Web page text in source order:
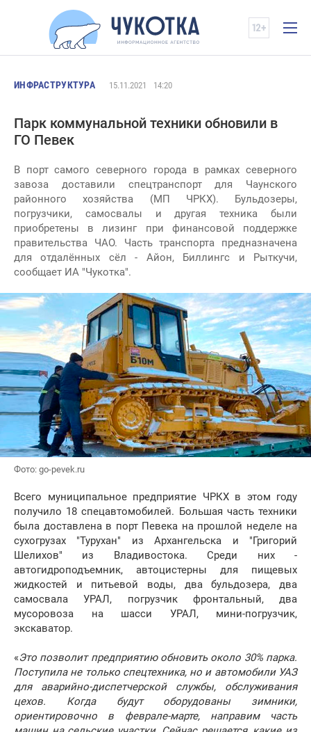
ИНФРАСТРУКТУРА 15.11.2021 14:20
Парк коммунальной техники обновили в
ГО Певек
В порт самого северного города в рамках северного
завоза доставили спецтранспорт для Чаунского
районного хозяйства (МП ЧРКХ). Бульдозеры,
погрузчики, самосвалы и другая техника были
приобретены в лизинг при финансовой поддержке
правительства ЧАО. Часть транспорта предназначена
для отдалённых сёл - Айон, Биллингс и Рыткучи,
сообщает ИА "Чукотка".
Фото: go-pevek.ru
Всего муниципальное предприятие ЧРКХ в этом году
получило 18 спецавтомобилей. Большая часть техники
была доставлена в порт Певека на прошлой неделе на
сухогрузах "Турухан" из Архангельска и "Григорий
Шелихов" из Владивостока. Среди них -
автогидроподъемник, автоцистерны для пищевых
жидкостей и питьевой воды, два бульдозера, два
самосвала УРАЛ, погрузчик фронтальный, два
мусоровоза на шасси УРАЛ, мини-погрузчик,
экскаватор.
«Это позволит предприятию обновить около 30% парка.
Поступила не только спецтехника, но и автомобили УАЗ
для аварийно-диспетчерской службы, обслуживания
цехов. Когда будут оборудованы зимники,
ориентировочно в феврале-марте, направим часть